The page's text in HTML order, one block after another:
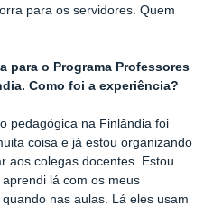
para os servidores. Quem
para o Programa Professores
Como foi a experiência?
pedagógica na Finlândia foi
coisa e já estou organizando
aos colegas docentes. Estou
lá com os meus
nas aulas. Lá eles usam